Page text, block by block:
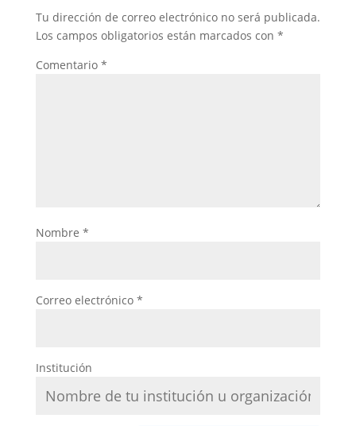
Tu dirección de correo electrónico no será publicada.
Los campos obligatorios están marcados con *
Comentario *
Nombre *
Correo electrónico *
Institución